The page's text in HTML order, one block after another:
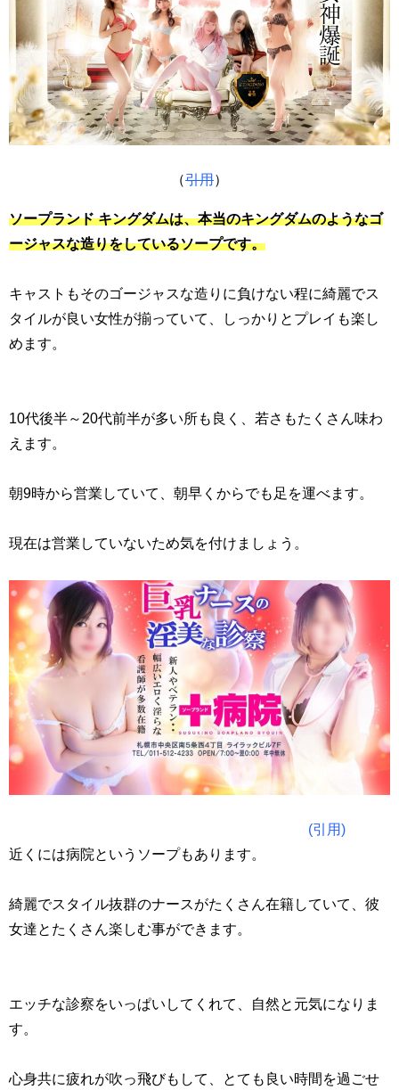
（引用）
ソープランド キングダムは、本当のキングダムのようなゴ
ージャスな造りをしているソープです。
キャストもそのゴージャスな造りに負けない程に綺麗でス
タイルが良い女性が揃っていて、しっかりとプレイも楽し
めます。
10代後半～20代前半が多い所も良く、若さもたくさん味わ
えます。
朝9時から営業していて、朝早くからでも足を運べます。
現在は営業していないため気を付けましょう。
(引用)
近くには病院というソープもあります。
綺麗でスタイル抜群のナースがたくさん在籍していて、彼
女達とたくさん楽しむ事ができます。
エッチな診察をいっぱいしてくれて、自然と元気になりま
す。
心身共に疲れが吹っ飛びもして、とても良い時間を過ごせ